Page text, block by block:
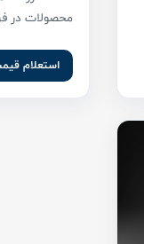
محصولات در
استعلام